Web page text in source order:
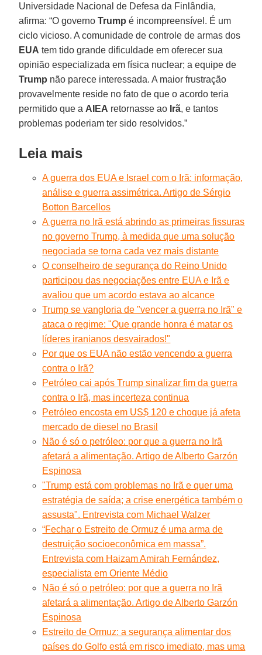
Universidade Nacional de Defesa da Finlândia,
afirma: “O governoTrump é incompreensível. É um
ciclo vicioso. A comunidade de controle de armas dos
EUA tem tido grande dificuldade em oferecer sua
opinião especializada em física nuclear; a equipe de
Trump não parece interessada. A maior frustração
provavelmente reside no fato de que o acordo teria
permitido que a AIEA retornasse ao Irã, e tantos
problemas poderiam ter sido resolvidos.”
Leia mais
A guerra dos EUA e Israel com o Irã: informação,
análise e guerra assimétrica. Artigo de Sérgio
Botton Barcellos
A guerra no Irã está abrindo as primeiras fissuras
no governo Trump, à medida que uma solução
negociada se torna cada vez mais distante
O conselheiro de segurança do Reino Unido
participou das negociações entre EUA e Irã e
avaliou que um acordo estava ao alcance
Trump se vangloria de "vencer a guerra no Irã" e
ataca o regime: "Que grande honra é matar os
líderes iranianos desvairados!"
Por que os EUA não estão vencendo a guerra
contra o Irã?
Petróleo cai após Trump sinalizar fim da guerra
contra o Irã, mas incerteza continua
Petróleo encosta em US$ 120 e choque já afeta
mercado de diesel no Brasil
Não é só o petróleo: por que a guerra no Irã
afetará a alimentação. Artigo de Alberto Garzón
Espinosa
"Trump está com problemas no Irã e quer uma
estratégia de saída; a crise energética também o
assusta". Entrevista com Michael Walzer
“Fechar o Estreito de Ormuz é uma arma de
destruição socioeconômica em massa”.
Entrevista com Haizam Amirah Fernández,
especialista em Oriente Médio
Não é só o petróleo: por que a guerra no Irã
afetará a alimentação. Artigo de Alberto Garzón
Espinosa
Estreito de Ormuz: a segurança alimentar dos
países do Golfo está em risco imediato, mas uma